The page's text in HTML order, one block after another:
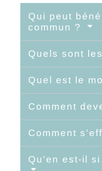
Qui peut
commun ?
Quels sont
Quel est le
Comment
Comment
Qu'en est-il